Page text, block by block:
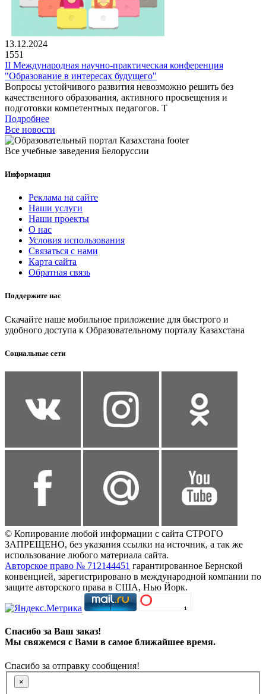
13.12.2024
1551
II Международная научно-практическая конференция
"Образование в интересах будущего"
Вопросы устойчивого развития невозможно решить без
качественного образования, активного просвещения и
подготовки компетентных педагогов. Т
Подробнее
Все новости
Все учебные заведения Белоруссии
Информация
Реклама на сайте
Наши услуги
Наши проекты
О нас
Условия использования
Связаться с нами
Карта сайта
Обратная связь
Поддержите нас
Скачайте наше мобильное приложение для быстрого и
удобного доступа к Образовательному порталу Казахстана
Социальные сети
© Копирование любой информации с сайта СТРОГО
ЗАПРЕЩЕНО, без указания ссылки на источник, а так же
использование любого материала сайта.
Авторское право № 712144451 гарантированное Бернской
конвенцией, зарегистрировано в международной компании по
защите авторского права в США, Нью Йорк.
Спасибо за Ваш заказ!
Мы свяжемся с Вами в самое ближайшее время.
Спасибо за отправку сообщения!
×